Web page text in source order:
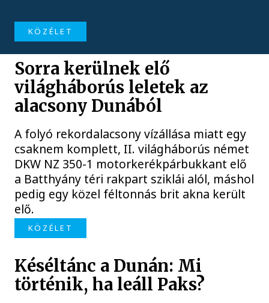
KÖZÉLET
Sorra kerülnek elő
világháborús leletek az
alacsony Dunából
A folyó rekordalacsony vízállása miatt egy
csaknem komplett, II. világháborús német
DKW NZ 350-1 motorkerékpárbukkant elő
a Batthyány téri rakpart sziklái alól, máshol
pedig egy közel féltonnás brit akna került
elő.
KÖZÉLET
Késéltánc a Dunán: Mi
történik, ha leáll Paks?